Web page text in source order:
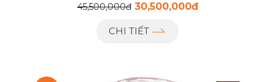
45,500,000đ 30,500,000đ
CHI TIẾT